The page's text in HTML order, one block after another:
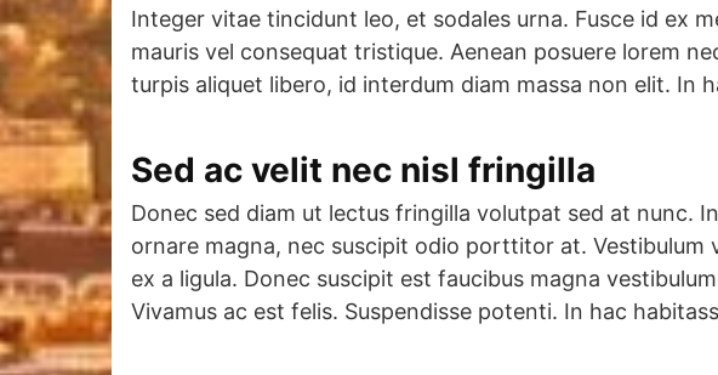
Integer vitae tincidunt leo, et sodales urna. Fusce id ex
mauris vel consequat tristique. Aenean posuere lorem
turpis aliquet libero, id interdum diam massa non elit. In
Sed ac velit nec nisl fringilla
Donec sed diam ut lectus fringilla volutpat sed at nunc.
ornare magna, nec suscipit odio porttitor at. Vestibulum
ex a ligula. Donec suscipit est faucibus magna
Vivamus ac est felis. Suspendisse potenti. In hac